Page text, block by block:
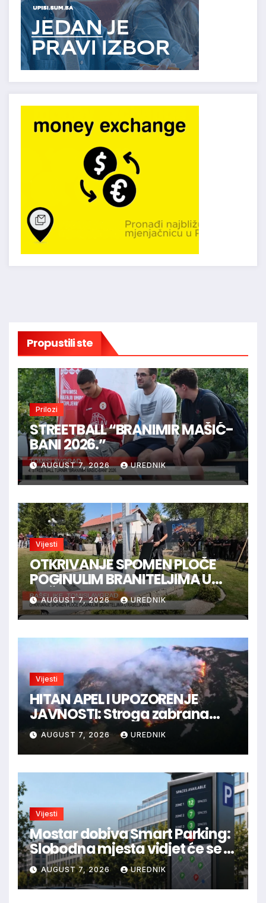
Propustili ste
Prilozi
STREETBALL “BRANIMIR MAŠIĆ-
BANI 2026.”
AUGUST 7, 2026 UREDNIK
Vijesti
OTKRIVANJE SPOMEN PLOČE
POGINULIM BRANITELJIMA U
RAŠELJKAMA
AUGUST 7, 2026 UREDNIK
Vijesti
HITAN APEL I UPOZORENJE
JAVNOSTI: Stroga zabrana
loženja vatre u Parku prirode
Blidinje!
AUGUST 7, 2026 UREDNIK
Vijesti
Mostar dobiva Smart Parking:
Slobodna mjesta vidjet će se u
aplikaciji
AUGUST 7, 2026 UREDNIK